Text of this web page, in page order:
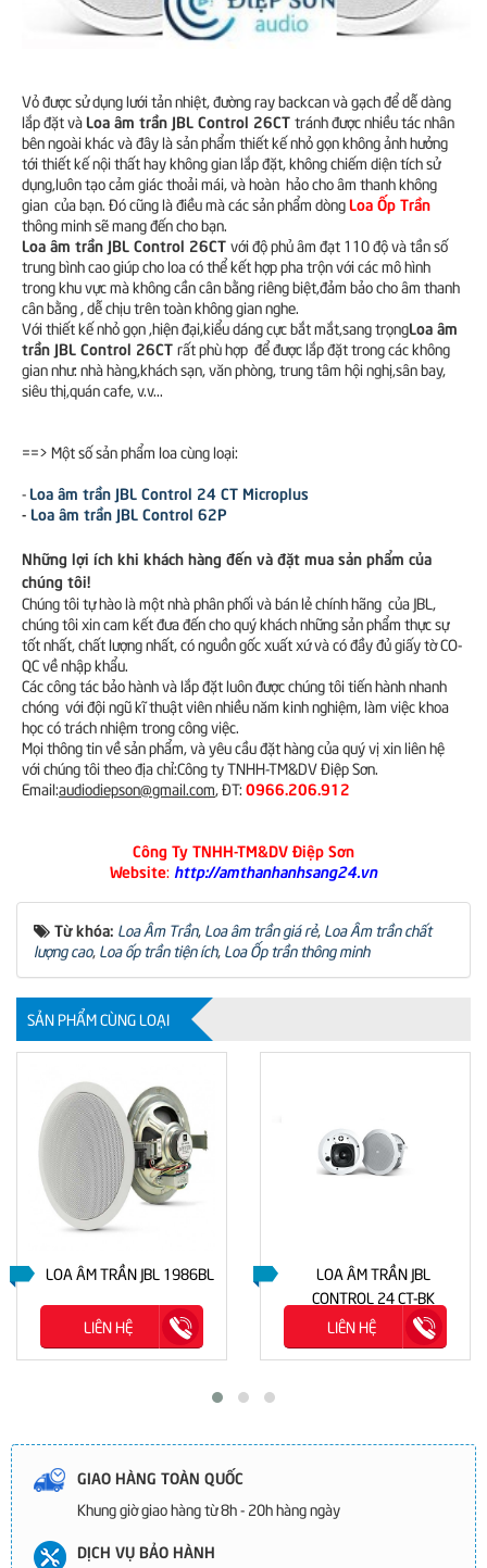
Vỏ được sử dụng lưới tản nhiệt, đường ray backcan và gạch để dễ dàng
lắp đặt và Loa âm trần JBL Control 26CT tránh được nhiều tác nhân
bên ngoài khác và đây là sản phẩm thiết kế nhỏ gọn không ảnh hưởng
tới thiết kế nội thất hay không gian lắp đặt, không chiếm diện tích sử
dụng,luôn tạo cảm giác thoải mái, và hoàn hảo cho âm thanh không
gian của bạn. Đó cũng là điều mà các sản phẩm dòngLoa Ốp Trần
thông minh sẽ mang đến cho bạn.
Loa âm trần JBL Control 26CT với độ phủ âm đạt 110 độ và tần số
trung bình cao giúp cho loa có thể kết hợp pha trộn với các mô hình
trong khu vực mà không cần cân bằng riêng biệt,đảm bảo cho âm thanh
cân bằng , dễ chịu trên toàn không gian nghe.
Với thiết kế nhỏ gọn ,hiện đại,kiểu dáng cực bắt mắt,sang trọngLoa âm
trần JBL Control 26CT rất phù hợp để được lắp đặt trong các không
gian như: nhà hàng,khách sạn, văn phòng, trung tâm hội nghị,sân bay,
siêu thị,quán cafe, v.v...
==> Một số sản phẩm loa cùng loại:
-Loa âm trần JBL Control 24 CT Microplus
- Loa âm trần JBL Control 62P
Những lợi ích khi khách hàng đến và đặt mua sản phẩm của
chúng tôi!
Chúng tôi tự hào là một nhà phân phối và bán lẻ chính hãng của JBL,
chúng tôi xin cam kết đưa đến cho quý khách những sản phẩm thực sự
tốt nhất, chất lượng nhất, có nguồn gốc xuất xứ và có đầy đủ giấy tờ CO-
QC về nhập khẩu.
Các công tác bảo hành và lắp đặt luôn được chúng tôi tiến hành nhanh
chóng với đội ngũ kĩ thuật viên nhiều năm kinh nghiệm, làm việc khoa
học có trách nhiệm trong công việc.
Mọi thông tin về sản phẩm, và yêu cầu đặt hàng của quý vị xin liên hệ
với chúng tôi theo địa chỉ:Công ty TNHH-TM&DV Điệp Sơn.
Email:audiodiepson@gmail.com, ĐT: 0966.206.912
Công Ty TNHH-TM&DV Điệp Sơn
Website: http://amthanhanhsang24.vn
Từ khóa: Loa Âm Trần, Loa âm trần giá rẻ, Loa Âm trần chất
lượng cao, Loa ốp trần tiện ích, Loa Ốp trần thông minh
SẢN PHẨM CÙNG LOẠI
LOA ÂM TRẦN JBL 1986BL
LIÊN HỆ
LOA ÂM TRẦN JBL
CONTROL 24 CT-BK
LIÊN HỆ
GIAO HÀNG TOÀN QUỐC
Khung giờ giao hàng từ 8h - 20h hàng ngày
DỊCH VỤ BẢO HÀNH